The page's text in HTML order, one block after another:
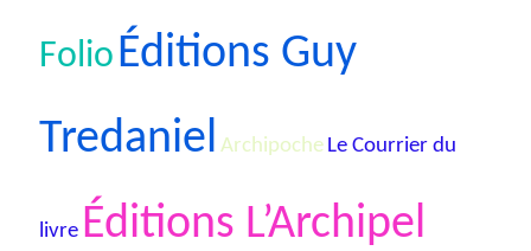
FolioÉditions Guy
Tredaniel Archipoche Le Courrier du
livre Éditions L’Archipel